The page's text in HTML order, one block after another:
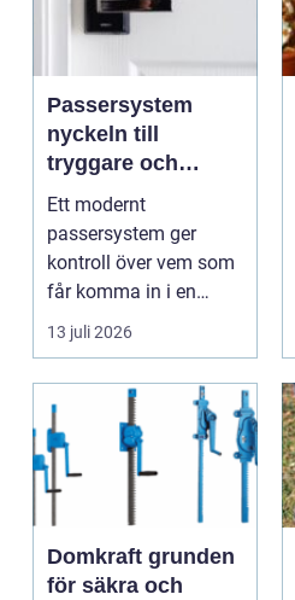
Passersystem
nyckeln till
tryggare och
smidigare tillträde
Ett modernt
passersystem ger
kontroll över vem som
får komma in i en
byggnad, när de får
komma in oc...
13 juli 2026
Domkraft grunden
för säkra och